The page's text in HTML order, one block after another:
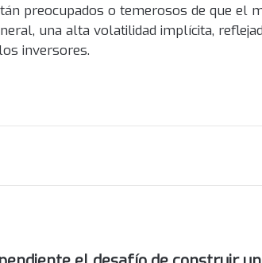
preocupados o temerosos de que el
una alta volatilidad implícita,
inversores.